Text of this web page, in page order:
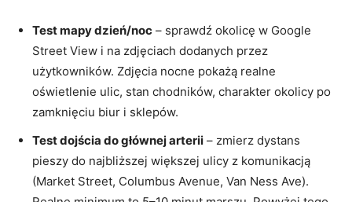
Test mapy dzień/noc – sprawdź okolicę w Google
Street View i na zdjęciach dodanych przez
użytkowników. Zdjęcia nocne pokażą realne
oświetlenie ulic, stan chodników, charakter okolicy po
zamknięciu biur i sklepów.
Test dojścia do głównej arterii – zmierz dystans
pieszy do najbliższej większej ulicy z komunikacją
(Market Street, Columbus Avenue, Van Ness Ave).